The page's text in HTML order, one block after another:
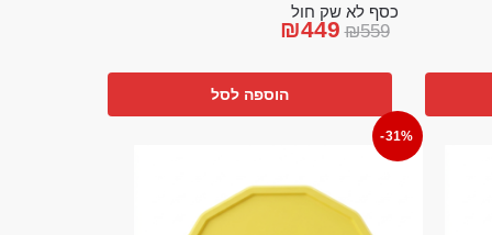
כסף לא שק חול
₪559
₪449
הוספה לסל
-31%